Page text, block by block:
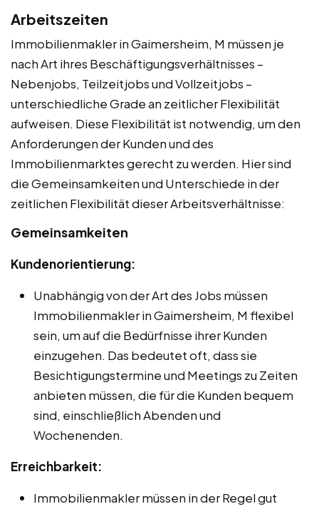
Arbeitszeiten
Immobilienmakler in Gaimersheim, M müssen je
nach Art ihres Beschäftigungsverhältnisses –
Nebenjobs, Teilzeitjobs und Vollzeitjobs –
unterschiedliche Grade an zeitlicher Flexibilität
aufweisen. Diese Flexibilität ist notwendig, um den
Anforderungen der Kunden und des
Immobilienmarktes gerecht zu werden. Hier sind
die Gemeinsamkeiten und Unterschiede in der
zeitlichen Flexibilität dieser Arbeitsverhältnisse:
Gemeinsamkeiten
Kundenorientierung:
Unabhängig von der Art des Jobs müssen
Immobilienmakler in Gaimersheim, M flexibel
sein, um auf die Bedürfnisse ihrer Kunden
einzugehen. Das bedeutet oft, dass sie
Besichtigungstermine und Meetings zu Zeiten
anbieten müssen, die für die Kunden bequem
sind, einschließlich Abenden und
Wochenenden.
Erreichbarkeit:
Immobilienmakler müssen in der Regel gut